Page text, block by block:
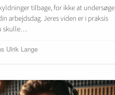
tilbage, for ikke at undersøge
arbejdsdag. Jeres viden er i praksis
skulle…
Ulrik Lange